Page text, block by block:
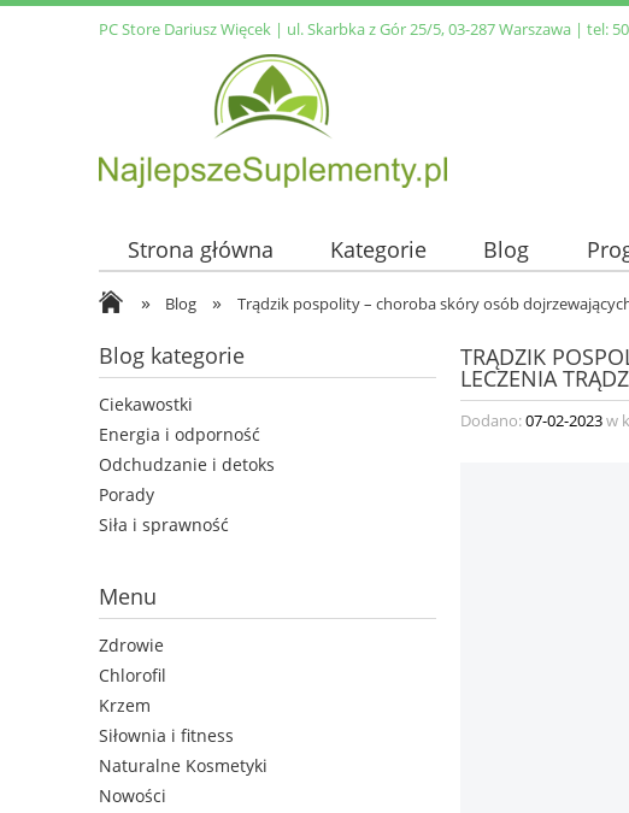
PC Store Dariusz Więcek | ul. Skarbka z Gór 25/5, 03-287 Warszawa | tel:
Strona główna Kategorie Blog
» Blog » Trądzik pospolity – choroba skóry osób
Blog kategorie
Ciekawostki
Energia i odporność
Odchudzanie i detoks
Porady
Siła i sprawność
Menu
Zdrowie
Chlorofil
Krzem
Siłownia i fitness
Naturalne Kosmetyki
Nowości
TRĄDZIK
LECZENIA
Dodano:07-02-2023w